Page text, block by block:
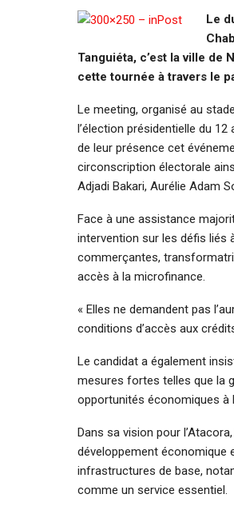
Le
Tanguiéta, c’est la ville de
cette tournée à travers le
Le meeting, organisé au
l’élection présidentielle du
de leur présence cet
circonscription électorale
Adjadi Bakari, Aurélie Adam
Face à une assistance
intervention sur les défis liés
commerçantes,
accès à la microfinance.
« Elles ne demandent pas
conditions d’accès aux
Le candidat a également
mesures fortes telles que la
opportunités économiques à
Dans sa vision pour
développement économique
infrastructures de base,
comme un service essentiel.